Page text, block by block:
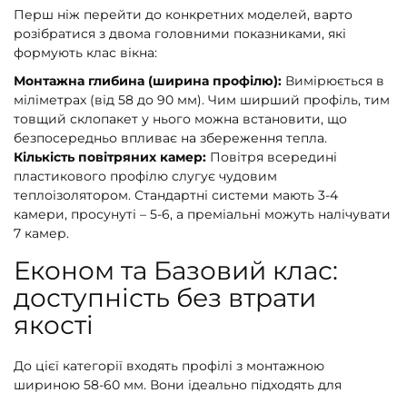
Перш ніж перейти до конкретних моделей, варто
розібратися з двома головними показниками, які
формують клас вікна:
Монтажна глибина (ширина профілю): Вимірюється в
міліметрах (від 58 до 90 мм). Чим ширший профіль, тим
товщий склопакет у нього можна встановити, що
безпосередньо впливає на збереження тепла.
Кількість повітряних камер: Повітря всередині
пластикового профілю слугує чудовим
теплоізолятором. Стандартні системи мають 3-4
камери, просунуті – 5-6, а преміальні можуть налічувати
7 камер.
Економ та Базовий клас:
доступність без втрати
якості
До цієї категорії входять профілі з монтажною
шириною 58-60 мм. Вони ідеально підходять для